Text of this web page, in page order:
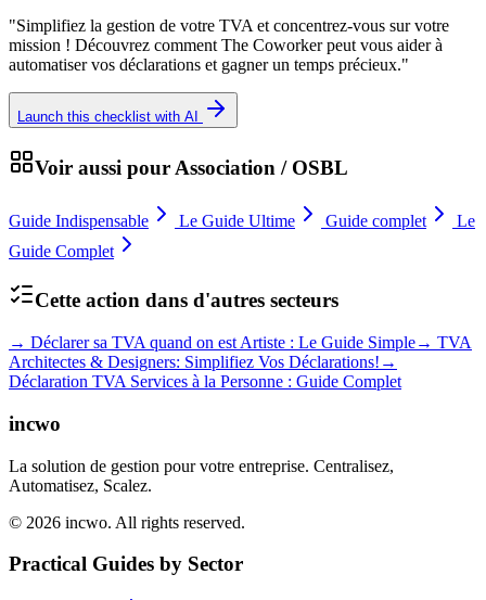
"Simplifiez la gestion de votre TVA et concentrez-vous sur votre
mission ! Découvrez comment The Coworker peut vous aider à
automatiser vos déclarations et gagner un temps précieux."
Launch this checklist with AI
Voir aussi pour Association / OSBL
Guide Indispensable Le Guide Ultime Guide complet
Le
Guide Complet
Cette action dans d'autres secteurs
→ Déclarer sa TVA quand on est Artiste : Le Guide Simple→ TVA
Architectes & Designers: Simplifiez Vos Déclarations! →
Déclaration TVA Services à la Personne : Guide Complet
incwo
La solution de gestion pour votre entreprise. Centralisez,
Automatisez, Scalez.
© 2026 incwo. All rights reserved.
Practical Guides by Sector